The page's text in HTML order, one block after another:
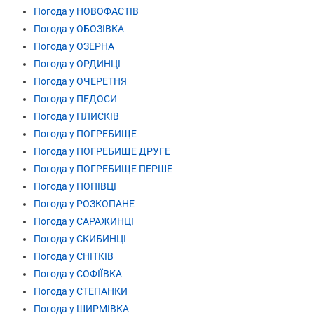
Погода у НОВОФАСТІВ
Погода у ОБОЗІВКА
Погода у ОЗЕРНА
Погода у ОРДИНЦІ
Погода у ОЧЕРЕТНЯ
Погода у ПЕДОСИ
Погода у ПЛИСКІВ
Погода у ПОГРЕБИЩЕ
Погода у ПОГРЕБИЩЕ ДРУГЕ
Погода у ПОГРЕБИЩЕ ПЕРШЕ
Погода у ПОПІВЦІ
Погода у РОЗКОПАНЕ
Погода у САРАЖИНЦІ
Погода у СКИБИНЦІ
Погода у СНІТКІВ
Погода у СОФІЇВКА
Погода у СТЕПАНКИ
Погода у ШИРМІВКА